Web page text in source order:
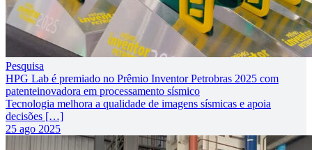
Pesquisa
HPG Lab é premiado no Prêmio Inventor Petrobras 2025 com
patenteinovadora em processamento sísmico
Tecnologia melhora a qualidade de imagens sísmicas e apoia
decisões […]
25 ago 2025